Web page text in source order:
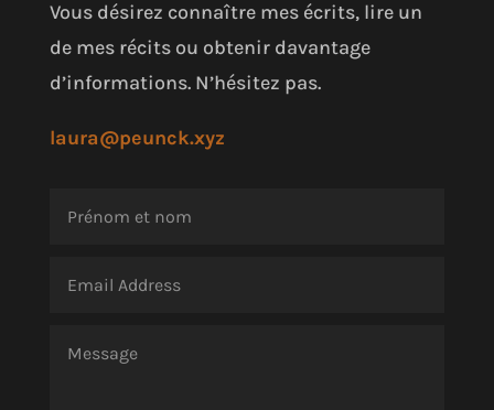
Vous désirez connaître mes écrits, lire un
de mes récits ou obtenir davantage
d’informations. N’hésitez pas.
laura@peunck.xyz